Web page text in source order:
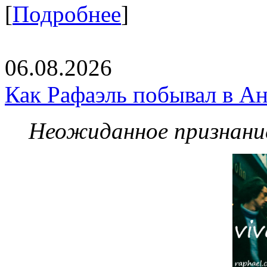
[Подробнее]
06.08.2026
Как Рафаэль побывал в
Неожиданное